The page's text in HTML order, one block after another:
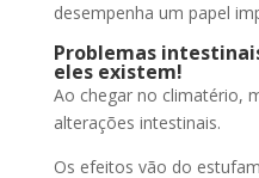
desempenha um papel
Problemas
eles existem!
Ao chegar no climatério,
alterações intestinais.
Os efeitos vão do